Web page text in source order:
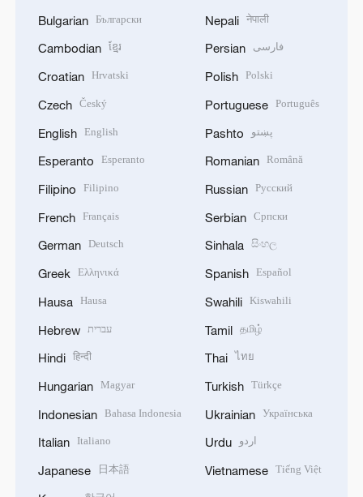
Bulgarian Български
Cambodian ខ្មែរ
Croatian Hrvatski
Czech Český
English English
Esperanto Esperanto
Filipino Filipino
French Français
German Deutsch
Greek Ελληνικά
Hausa Hausa
Hebrew עברית
Hindi हिन्दी
Hungarian Magyar
Indonesian Bahasa Indonesia
Italian Italiano
Japanese 日本語
Nepali नेपाली
Persian فارسی
Polish Polski
Portuguese Português
Pashto پښتو
Romanian Română
Russian Русский
Serbian Српски
Sinhala සිංහල
Spanish Español
Swahili Kiswahili
Tamil தமிழ்
Thai ไทย
Turkish Türkçe
Ukrainian Українська
Urdu اردو
Vietnamese Tiếng Việt